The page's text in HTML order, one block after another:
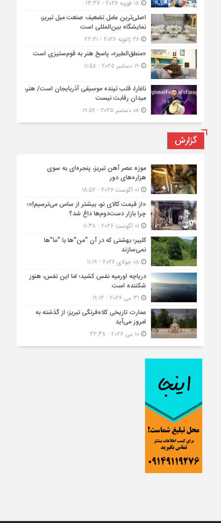
اصلی‌ترین عامل تضعیف صنعت مبل تبریز،
نمایشگاه بین‌المللی است
26 ژانویه 2026 - 22:21
«منطق‌الطیر»، پاسخ هنر به قوم‌ستیزی است
ناغارا، قلب تپنده موسیقی آذربایجان است/ هنر،
میدان رقابت نیست
گزارش
موزه عصر آهن تبریز، پنجره‌ای به سوی
هزاره‌های دور
«از قیمت کالای نو، بیشتر از ساس می‌ترسیم!»؛
چرا بازار دست‌دوم‌ها داغ شد؟
کلیبر؛ بهشتی که در آن “من”ها با “ما”ها
نمی‌سازند
دریاچه اورمیه نفس کشید؛ اما این نفس، هنوز
شکننده است
عمارت تاریخی کلاه‌فرنگی تبریز؛ از گذشته به
امروز می‌آید
10 می 2026 - 22:38